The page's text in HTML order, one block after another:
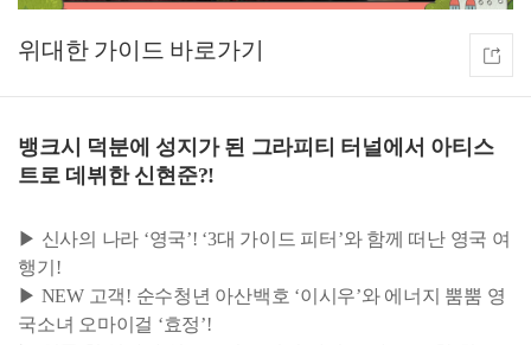
위대한 가이드
뱅크시 덕분에 성지가 된 그라피티 터널에서 아티스
트로 데뷔한 신현준?!
▶ 신사의 나라 ‘영국’! ‘3대 가이드 피터’와 함께 떠난 영국 여
행기!
▶ NEW 고객! 순수청년 아산백호 ‘이시우’와 에너지 뿜뿜 영
국소녀 오마이걸 ‘효정’!